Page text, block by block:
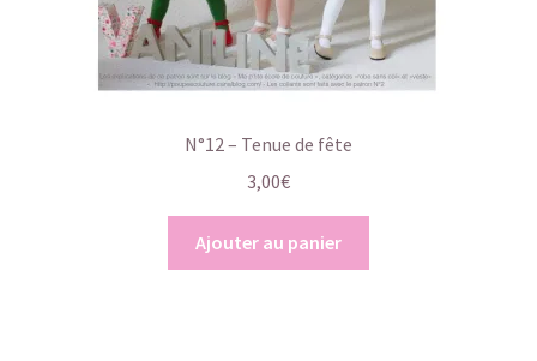
N°12 – Tenue de fête
3,00€
Ajouter au panier